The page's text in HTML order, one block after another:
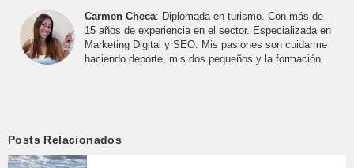
Carmen Checa: Diplomada en turismo. Con más de
15 años de experiencia en el sector. Especializada en
Marketing Digital y SEO. Mis pasiones son cuidarme
haciendo deporte, mis dos pequeños y la formación.
Posts Relacionados